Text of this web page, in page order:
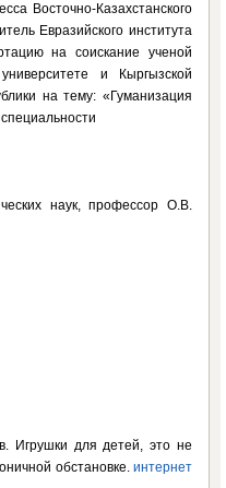
Восточно-Казахстанского
Евразийского института
на соискание ученой
и Кыргызской
на тему: «Гуманизация
наук, профессор О.В.
Игрушки для детей, это не
обстановке.интернет